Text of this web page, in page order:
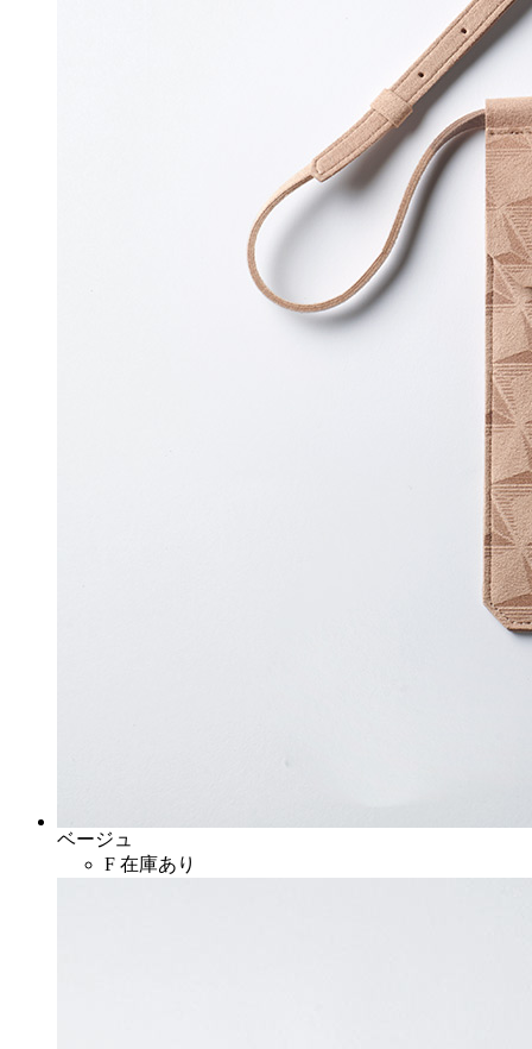
ベージュ
F 在庫あり